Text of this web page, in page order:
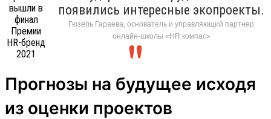
появились интересные экопроекты.
Гюзель Гараева, основатель и управляющий партнер
онлайн-школы «HR компас»
Прогнозы на будущее исходя
из оценки проектов